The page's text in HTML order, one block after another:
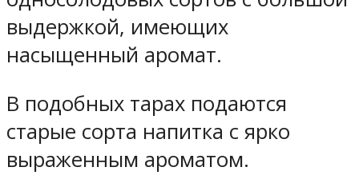
выдержкой, имеющих
насыщенный аромат.
В подобных тарах подаются
старые сорта напитка с ярко
выраженным ароматом.